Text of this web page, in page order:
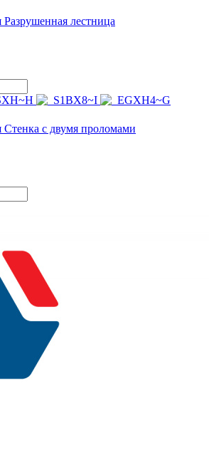
лестница
Стенка с двумя проломами